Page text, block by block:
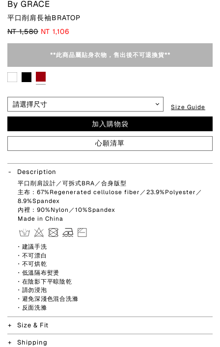
By GRACE
平口削肩長袖BRATOP
NT 1,580 NT 1,106
**此商品屬貼身衣物，售出後不可退換貨**
Size Guide
加入購物袋
心願清單
Description
平口削肩設計／可拆式BRA／合身版型
主布：67%Regenerated cellulose fiber／23.9%Polyester／
8.9%Spandex
內裡：90%Nylon／10%Spandex
Made in China
・建議手洗
・不可漂白
・不可烘乾
・低溫隔布熨燙
・在陰影下平晾陰乾
・請勿浸泡
・避免深淺色混合洗滌
・反面洗滌
Size & Fit
Shipping